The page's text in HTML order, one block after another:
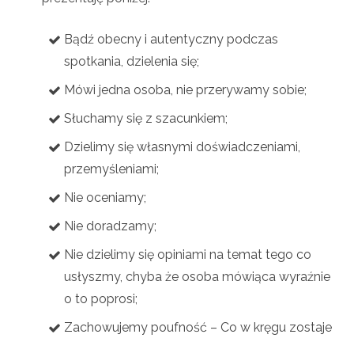
Bądź obecny i autentyczny podczas
spotkania, dzielenia się;
Mówi jedna osoba, nie przerywamy sobie;
Słuchamy się z szacunkiem;
Dzielimy się własnymi doświadczeniami,
przemyśleniami;
Nie oceniamy;
Nie doradzamy;
Nie dzielimy się opiniami na temat tego co
usłyszmy, chyba że osoba mówiąca wyraźnie
o to poprosi;
Zachowujemy poufność – Co w kręgu zostaje